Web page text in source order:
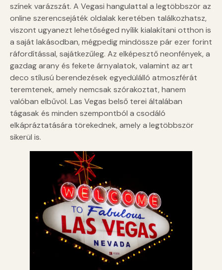
színek varázszát. A Vegasi hangulattal a legtöbbször az
online szerencsejáték oldalak keretében találkozhatsz,
viszont ugyanezt lehetőséged nyílik kialakítani otthon is
a saját lakásodban, mégpedig mindössze pár ezer forint
ráfordítással, sajátkezűleg. Az elképesztő neonfények, a
gazdag arany és fekete árnyalatok, valamint az art
deco stílusú berendezések egyedülálló atmoszférát
teremtenek, amely nemcsak szórakoztat, hanem
valóban elbűvöl. Las Vegas belső terei általában
tágasak és minden szempontból a csodáló
elkápráztatására törekednek, amely a legtöbbször
sikerül is.